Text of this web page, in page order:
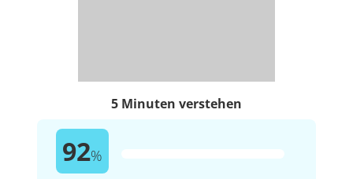
5 Minuten verstehen
92%